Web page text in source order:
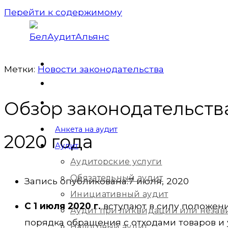
Перейти к содержимому
Анкета на аудит
Аудит
Аудиторские услуги
Обязательный аудит
Инициативный аудит
Аудит при ликвидации или
Метки: Новости законодательства
Обзор
2020 года
Запись опубликована:7 июля, 2020
С 1 июля 2020 г. вступают в силу
порядка обращения с отходами товаров и